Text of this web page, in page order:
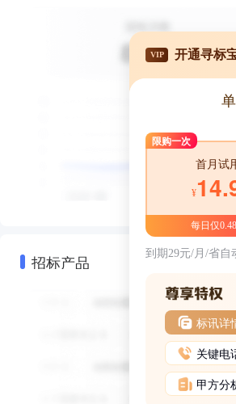
招标产品
VIP 开通寻标
限购一次
首月试
¥
每日仅
到期29元/月/省自
标讯详
关键电
甲方分